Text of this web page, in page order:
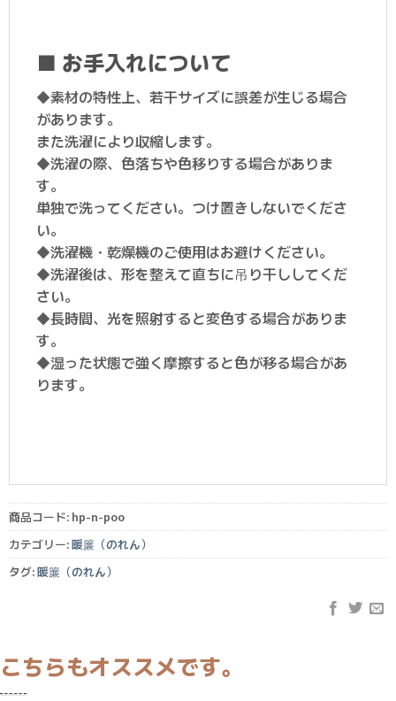
■ お手入れについて
◆素材の特性上、若干サイズに誤差が生じる場合
があります。
また洗濯により収縮します。
◆洗濯の際、色落ちや色移りする場合がありま
す。
単独で洗ってください。つけ置きしないでくださ
い。
◆洗濯機・乾燥機のご使用はお避けください。
◆洗濯後は、形を整えて直ちに吊り干ししてくだ
さい。
◆長時間、光を照射すると変色する場合がありま
す。
◆湿った状態で強く摩擦すると色が移る場合があ
ります。
商品コード: hp-n-poo
カテゴリー:暖簾（のれん）
タグ:暖簾（のれん）